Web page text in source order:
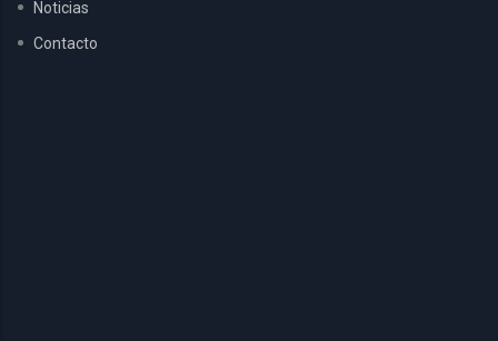
Noticias
Contacto